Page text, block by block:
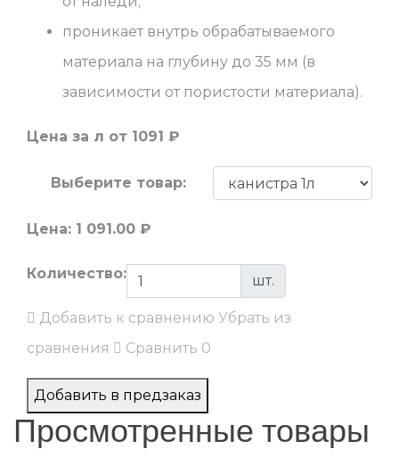
проникает внутрь обрабатываемого
материала на глубину до 35 мм (в
зависимости от пористости материала).
Цена за л от 1091 ₽
Выберите товар:
Цена: 1 091.00 ₽
Количество: шт.
Добавить к сравнению Убрать из
сравнения
Сравнить 0
Добавить в предзаказ
Просмотренные товары